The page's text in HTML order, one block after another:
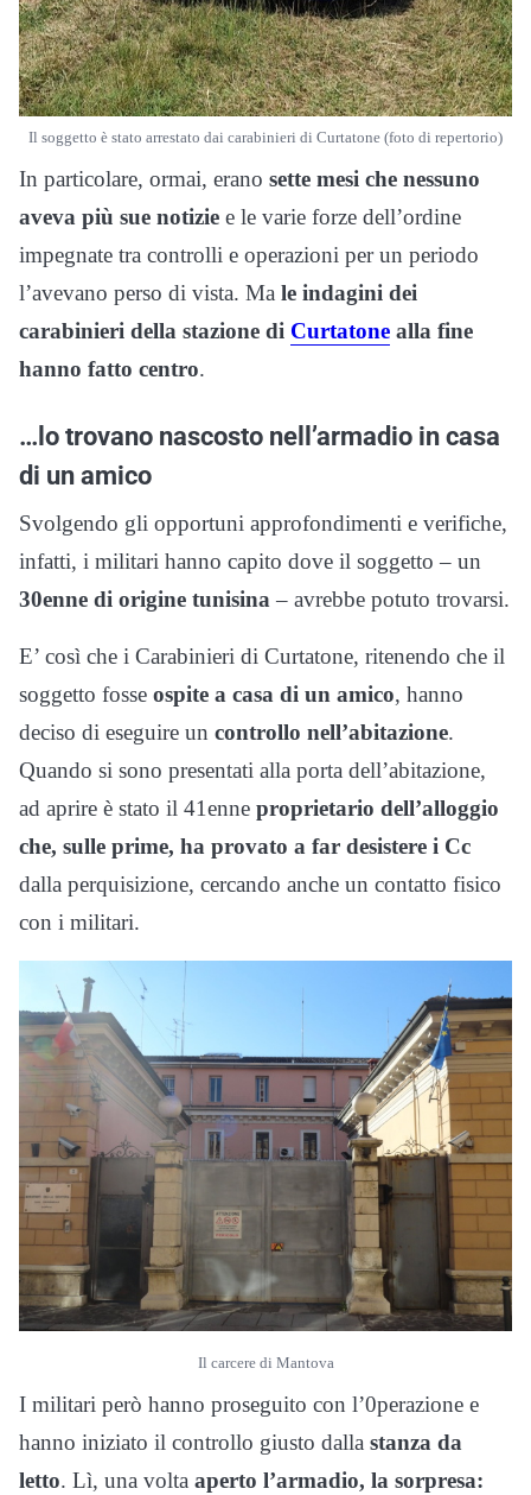
Il soggetto è stato arrestato dai carabinieri di Curtatone (foto di repertorio)
In particolare, ormai, erano sette mesi che nessuno
aveva più sue notizie e le varie forze dell’ordine
impegnate tra controlli e operazioni per un periodo
l’avevano perso di vista. Ma le indagini dei
carabinieri della stazione di Curtatone alla fine
hanno fatto centro.
…lo trovano nascosto nell’armadio in casa
di un amico
Svolgendo gli opportuni approfondimenti e verifiche,
infatti, i militari hanno capito dove il soggetto – un
30enne di origine tunisina– avrebbe potuto trovarsi.
E’ così che i Carabinieri di Curtatone, ritenendo che il
soggetto fosse ospite a casa di un amico, hanno
deciso di eseguire un controllo nell’abitazione.
Quando si sono presentati alla porta dell’abitazione,
ad aprire è stato il 41enne proprietario dell’alloggio
che, sulle prime, ha provato a far desistere i Cc
dalla perquisizione, cercando anche un contatto fisico
con i militari.
Il carcere di Mantova
I militari però hanno proseguito con l’0perazione e
hanno iniziato il controllo giusto dalla stanza da
letto. Lì, una volta aperto l’armadio, la sorpresa: